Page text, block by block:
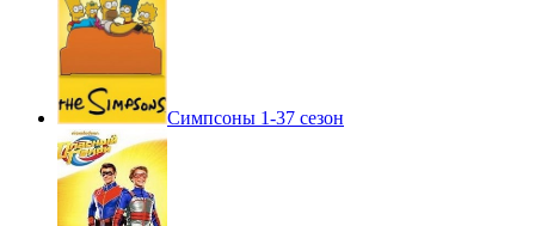
Симпсоны 1-37 сезон